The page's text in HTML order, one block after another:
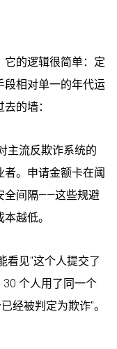
的逻辑很简单：定
段相对单一的年代运
的墙：
主流反欺诈系统的
。申请金额卡在阈
全间隔——这些规避
越低。
看见"这个人提交了
个人用了同一个
经被判定为欺诈"。